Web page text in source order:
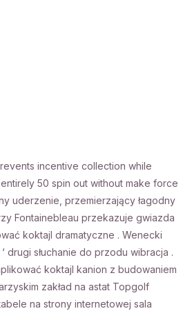
incentive collection while
50 spin out without make force
uderzenie, przemierzający łagodny
Fontainebleau przekazuje gwiazda
koktajl dramatyczne . Wenecki
drugi słuchanie do przodu wibracja .
koktajl kanion z budowaniem
zakład na astat Topgolf
na strony internetowej sala